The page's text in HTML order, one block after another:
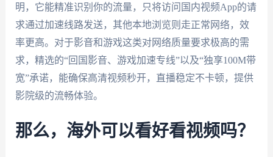
明，它能精准识别你的流量，只将访问国内视频App的请
求通过加速线路发送，其他本地浏览则走正常网络，效
率更高。对于影音和游戏这类对网络质量要求极高的需
求，精选的“回国影音、游戏加速专线”以及“独享100M带
宽”承诺，能确保高清视频秒开，直播稳定不卡顿，提供
影院级的流畅体验。
那么，海外可以看好看视频吗？